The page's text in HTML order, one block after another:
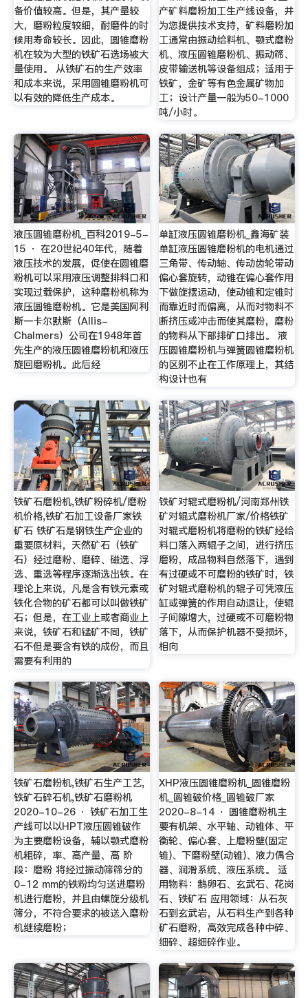
备价值较高。但是，其产量较
大，磨粉粒度较细，耐磨件的时
候用寿命较长。因此，圆锥磨粉
机在较为大型的铁矿石选场被大
量使用。 从铁矿石的生产效率
和成本来说，采用圆锥磨粉机可
以有效的降低生产成本。
产矿料磨粉加工生产线设备，并
为您提供技术支持，矿料磨粉加
工通常由振动给料机、颚式磨粉
机、液压圆锥磨粉机、振动筛、
皮带输送机等设备组成；适用于
铁矿，金矿等有色金属矿物加
工；设计产量一般为50-1000
吨/小时。
液压圆锥磨粉机_百科2019-5-
15 · 在20世纪40年代，随着
液压技术的发展，促使在圆锥磨
粉机可以采用液压调整排料口和
实现过载保护，这种磨粉机称为
液压圆锥磨粉机。它是美国阿利
斯一卡尔默斯（Allis-
Chalmers）公司在1948年首
先生产的液压圆锥磨粉机和液压
旋回磨粉机。此后经
单缸液压圆锥磨粉机_鑫海矿装
单缸液压圆锥磨粉机的电机通过
三角带、传动轴、传动齿轮带动
偏心套旋转，动锥在偏心套作用
下做旋摆运动，使动锥和定锥时
而靠近时而偏离，从而对物料不
断挤压或冲击而使其磨粉，磨粉
的物料从下部排矿口排出。 液
压圆锥磨粉机与弹簧圆锥磨粉机
的区别不止在工作原理上，其结
构设计也有
铁矿石磨粉机,铁矿粉碎机/磨粉
机价格,铁矿石加工设备厂家铁
矿石 铁矿石是钢铁生产企业的
重要原材料，天然矿石（铁矿
石）经过磨粉、磨碎、磁选、浮
选、重选等程序逐渐选出铁。在
理论上来说，凡是含有铁元素或
铁化合物的矿石都可以叫做铁矿
石；但是，在工业上或者商业上
来说，铁矿石和锰矿不同，铁矿
石不但是要含有铁的成份，而且
需要有利用的
铁矿对辊式磨粉机/河南郑州铁
矿对辊式磨粉机厂家/价格铁矿
对辊式磨粉机将磨粉的铁矿经给
料口落入两辊子之间，进行挤压
磨粉，成品物料自然落下，遇到
有过硬或不可磨粉的铁矿时，铁
矿对辊式磨粉机的辊子可凭液压
缸或弹簧的作用自动退让，使辊
子间隙增大，过硬或不可磨粉物
落下，从而保护机器不受损坏，
相向
铁矿石磨粉机,铁矿石生产工艺,
铁矿石碎石机,铁矿石磨粉机
2020-10-26 · 铁矿石加工生
产线可以以HPT液压圆锥破作
为主要磨粉设备，辅以颚式磨粉
机粗碎，率、高产量、高 阶
段：磨粉 将经过振动筛筛分的
0-12 mm的铁粉均匀送进磨粉
机进行磨粉，并且由螺旋分级机
筛分，不符合要求的被送入磨粉
机继续磨粉；
XHP液压圆锥磨粉机_圆锥磨粉
机_圆锥破价格_圆锥破厂家
2020-8-14 · 圆锥磨粉机主
要有机架、水平轴、动锥体、平
衡轮、偏心套、上磨粉壁(固定
锥)、下磨粉壁(动锥)、液力偶合
器、润滑系统、液压系统。 适
用物料：鹅卵石、玄武石、花岗
石、铁矿石 应用领域：从石灰
石到玄武岩，从石料生产到各种
矿石磨粉，高效完成各种中碎、
细碎、超细碎作业。